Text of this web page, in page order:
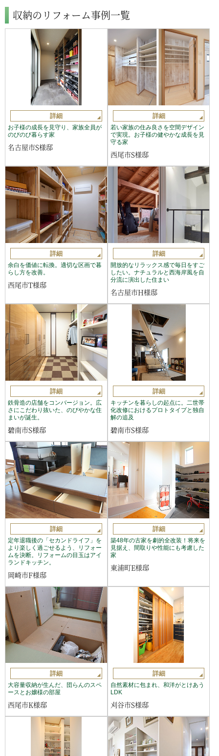
収納のリフォーム事例一覧
詳細
お子様の成長を見守り、家族全員が
のびのび暮らす家
名古屋市S様邸
詳細
若い家族の住み良さを空間デザイン
で実現。お子様の健やかな成長を見
守る家
西尾市S様邸
詳細
余白を価値に転換。適切な区画で暮
らし方を改善。
西尾市T様邸
詳細
開放的なリラックス感で毎日をすご
したい。ナチュラルと西海岸風を自
分流に演出した住まい
名古屋市H様邸
詳細
鉄骨造の店舗をコンバージョン。広
さにこだわり抜いた、のびやかな住
まいが誕生。
碧南市S様邸
詳細
キッチンを暮らしの起点に。二世帯
化改修におけるプロトタイプと独自
解の追及
碧南市S様邸
詳細
定年退職後の「セカンドライフ」を
より楽しく過ごせるよう、リフォー
ムを決断。リフォームの目玉はアイ
ランドキッチン。
岡崎市F様邸
詳細
築48年の古家を劇的全改装！将来を
見据え、間取りや性能にも考慮した
家
東浦町E様邸
詳細
大容量収納が生んだ、団らんのスペ
ースとお嬢様の部屋
西尾市K様邸
詳細
自然素材に包まれ、和洋がとけあう
LDK
刈谷市S様邸